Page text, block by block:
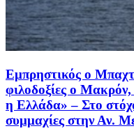
Εμπρηστικός ο
φιλοδοξίες ο Μακρόν,
η Ελλάδα» – Στο
συμμαχίες στην Αν.